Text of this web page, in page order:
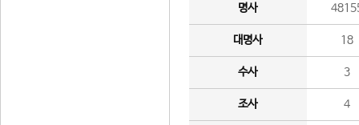
명사
대명사 18
수사 3
조사 4